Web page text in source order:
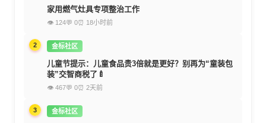
家用燃气灶具专项整治工作
👁 124💬 0⏰ 18小时前
2 金标社区
儿童节提示：儿童食品贵3倍就是更好？别再为“童装包
装”交智商税了🍼
👁 467💬 0⏰ 2天前
3 金标社区